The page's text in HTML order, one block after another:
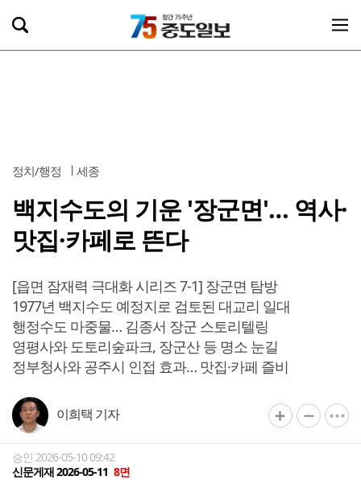
정치/행정 세종
백지수도의 기운 '장군면'… 역사·
맛집·카페로 뜬다
[읍면 잠재력 극대화 시리즈 7-1] 장군면 탐방
1977년 백지수도 예정지로 검토된 대교리 일대
행정수도 마중물… 김종서 장군 스토리텔링
영평사와 도토리숲파크, 장군산 등 명소 눈길
정부청사와 공주시 인접 효과… 맛집·카페 즐비
이희택 기자
승인 2026-05-10 09:42
신문게재 2026-05-11 8면